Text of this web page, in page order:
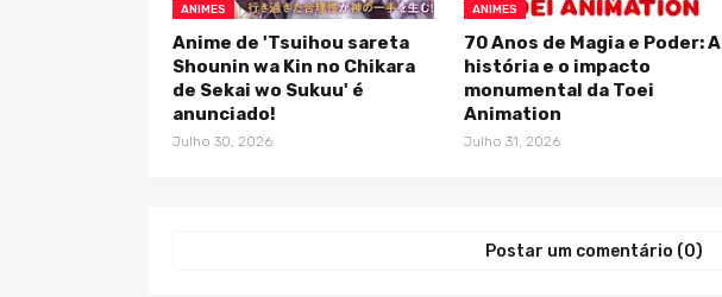
ANIMES
Anime de 'Tsuihou sareta
Shounin wa Kin no Chikara
de Sekai wo Sukuu' é
anunciado!
Julho 30, 2026
ANIMES
70 Anos de Magia e Poder: A
história e o impacto
monumental da Toei
Animation
Julho 31, 2026
Postar um comentário (0)